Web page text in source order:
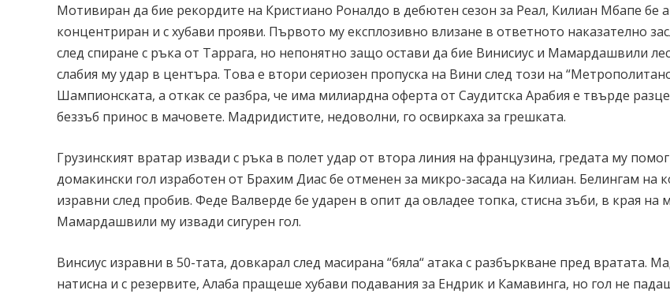
Мотивиран да бие рекордите на Кристиано Роналдо в дебютен сезон за Реал, Килиан Мбапе бе
концентриран и с хубави прояви. Първото му експлозивно влизане в ответното наказателно
след спиране с ръка от Таррага, но непонятно защо остави да бие Винисиус и Мамардашвили
слабия му удар в центъра. Това е втори сериозен пропуска на Вини след този на
Шампионската, а откак се разбра, че има милиардна оферта от Саудитска Арабия е твърде
беззъб принос в мачовете. Мадридистите, недоволни, го освиркаха за грешката.
Грузинският вратар извади с ръка в полет удар от втора линия на французина, гредата му
домакински гол изработен от Брахим Диас бе отменен за микро-засада на Килиан. Белингам на
изравни след пробив. Феде Валверде бе ударен в опит да овладее топка, стисна зъби, в края на
Мамардашвили му извади сигурен гол.
Винсиус изравни в 50-тата, довкарал след масирана “бяла“ атака с разбъркване пред вратата.
натисна и с резервите, Алаба пращеше хубави подавания за Ендрик и Камавинга, но гол не